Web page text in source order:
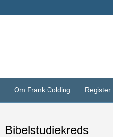
Om Frank Colding Register
Bibelstudiekreds